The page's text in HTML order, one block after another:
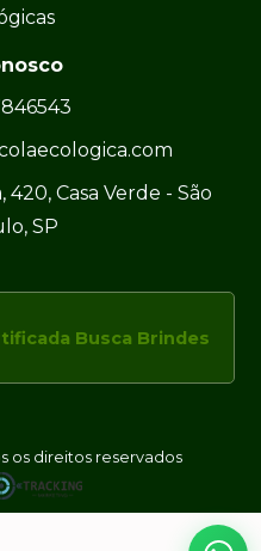
Casa Verde - São
SP
Busca Brindes
os direitos reservados